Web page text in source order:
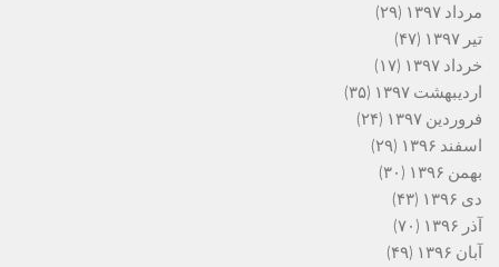
مرداد ۱۳۹۷
(۲۹)
تیر ۱۳۹۷
(۴۷)
خرداد ۱۳۹۷
(۱۷)
اردیبهشت ۱۳۹۷
(۳۵)
فروردین ۱۳۹۷
(۲۴)
اسفند ۱۳۹۶
(۲۹)
بهمن ۱۳۹۶
(۳۰)
دی ۱۳۹۶
(۴۳)
آذر ۱۳۹۶
(۷۰)
آبان ۱۳۹۶
(۴۹)